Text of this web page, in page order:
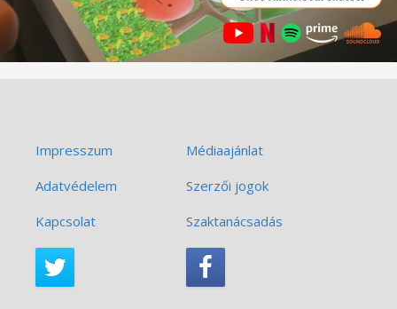
Impresszum
Médiaajánlat
Adatvédelem
Szerzői jogok
Kapcsolat
Szaktanácsadás